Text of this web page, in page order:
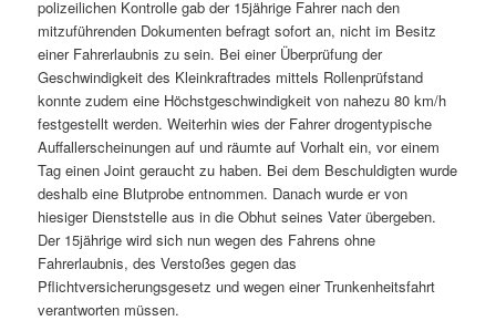
polizeilichen Kontrolle gab der 15jährige Fahrer nach den
mitzuführenden Dokumenten befragt sofort an, nicht im Besitz
einer Fahrerlaubnis zu sein. Bei einer Überprüfung der
Geschwindigkeit des Kleinkraftrades mittels Rollenprüfstand
konnte zudem eine Höchstgeschwindigkeit von nahezu 80 km/h
festgestellt werden. Weiterhin wies der Fahrer drogentypische
Auffallerscheinungen auf und räumte auf Vorhalt ein, vor einem
Tag einen Joint geraucht zu haben. Bei dem Beschuldigten wurde
deshalb eine Blutprobe entnommen. Danach wurde er von
hiesiger Dienststelle aus in die Obhut seines Vater übergeben.
Der 15jährige wird sich nun wegen des Fahrens ohne
Fahrerlaubnis, des Verstoßes gegen das
Pflichtversicherungsgesetz und wegen einer Trunkenheitsfahrt
verantworten müssen.